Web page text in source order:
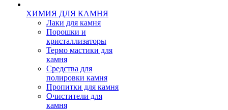
ХИМИЯ ДЛЯ КАМНЯ
Лаки для камня
Порошки и
кристаллизаторы
Термо мастики для
камня
Средства для
полировки камня
Пропитки для камня
Очистители для
камня